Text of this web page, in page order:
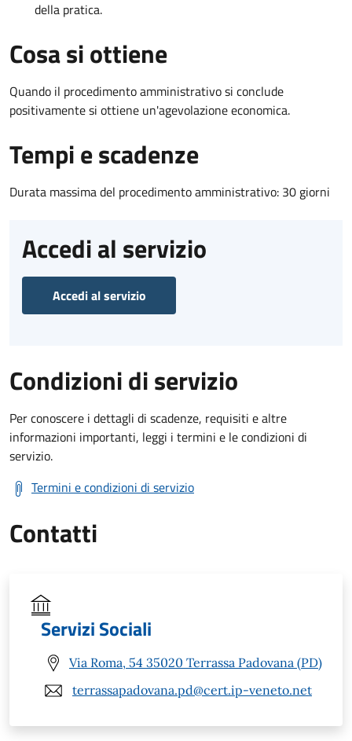
della pratica.
Cosa si ottiene
Quando il procedimento amministrativo si conclude
positivamente si ottiene un'agevolazione economica.
Tempi e scadenze
Durata massima del procedimento amministrativo: 30 giorni
Accedi al servizio
Accedi al servizio
Condizioni di servizio
Per conoscere i dettagli di scadenze, requisiti e altre
informazioni importanti, leggi i termini e le condizioni di
servizio.
Termini e condizioni di servizio
Contatti
Servizi Sociali
Via Roma, 54 35020 Terrassa Padovana (PD)
terrassapadovana.pd@cert.ip-veneto.net